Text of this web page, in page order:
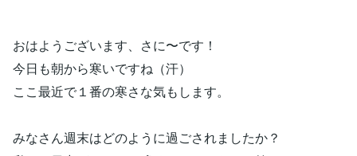
おはようございます、さに〜です！
今日も朝から寒いですね（汗）
ここ最近で１番の寒さな気もします。
みなさん週末はどのように過ごされましたか？